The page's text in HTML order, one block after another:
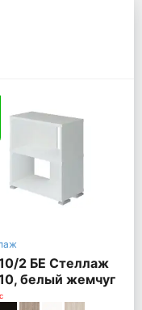
2 БЕ Стеллаж
белый жемчуг